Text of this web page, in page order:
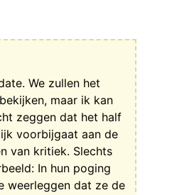
We zullen het
maar ik kan
zeggen dat het half
voorbijgaat aan de
van kritiek. Slechts
In hun poging
weerleggen dat ze de